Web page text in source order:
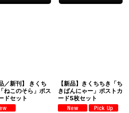
／新刊】 きくち
ねこのそら」ポス
ドセット
【新品】きくちちき「ち
きばんにゃー」ポストカ
ード5枚セット